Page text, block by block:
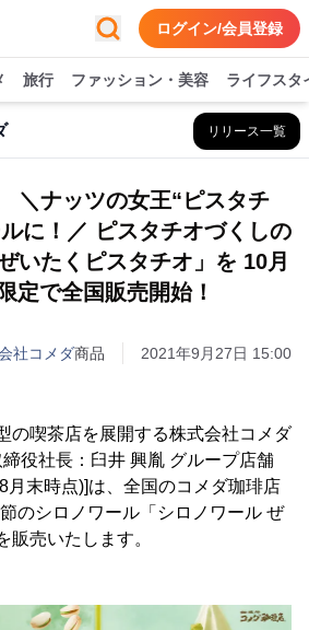
ログイン/会員登録
旅行 ファッション・美容 ライフスタ
リリース一覧
＼ナッツの女王“ピスタチ
に！／ ピスタチオづくしの
いたくピスタチオ」を 10月
定で全国販売開始！
社コメダ商品 2021年9月27日 15:00
の喫茶店を展開する株式会社コメダ
役社長：臼井 興胤 グループ店舗
月末時点)]は、全国のコメダ珈琲店
のシロノワール「シロノワール ぜ
販売いたします。